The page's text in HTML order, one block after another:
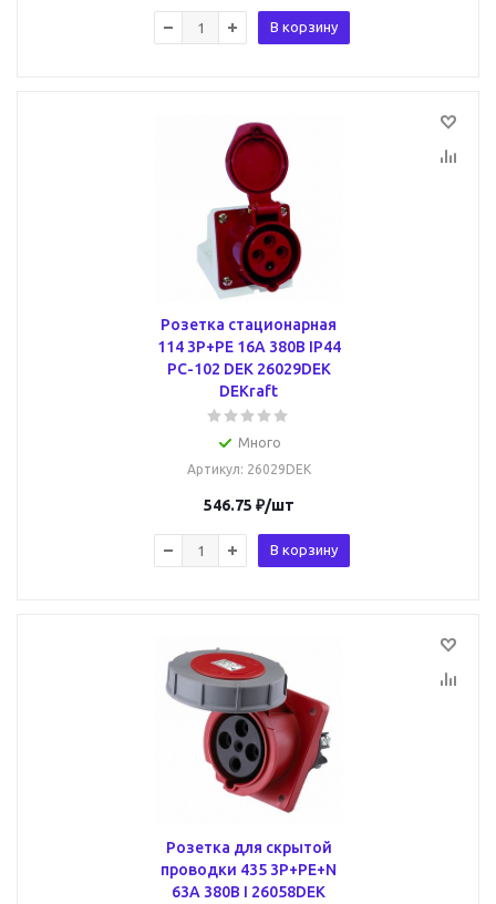
В корзину
Розетка стационарная
114 3Р+РЕ 16А 380В IP44
РС-102 DEK 26029DEK
DEKraft
Много
Артикул: 26029DEK
546.75 ₽/шт
В корзину
Розетка для скрытой
проводки 435 3Р+РЕ+N
63А 380В I 26058DEK